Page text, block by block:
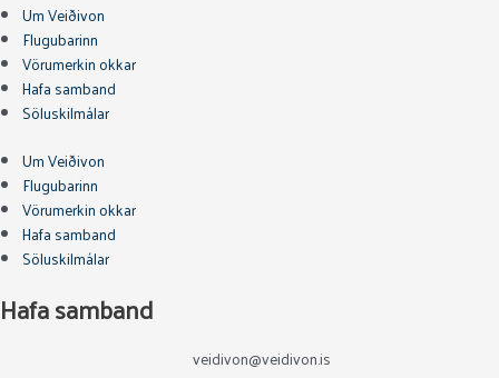
Um Veiðivon
Flugubarinn
Vörumerkin okkar
Hafa samband
Söluskilmálar
Um Veiðivon
Flugubarinn
Vörumerkin okkar
Hafa samband
Söluskilmálar
Hafa samband
veidivon@veidivon.is